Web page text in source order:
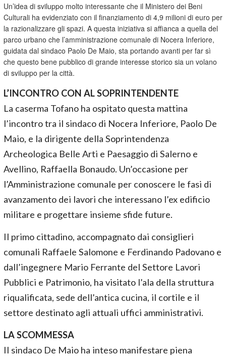
Un’idea di sviluppo molto interessante che il Ministero dei Beni
Culturali ha evidenziato con il finanziamento di 4,9 milioni di euro per
la razionalizzare gli spazi. A questa iniziativa si affianca a quella del
parco urbano che l’amministrazione comunale di Nocera Inferiore,
guidata dal sindaco Paolo De Maio, sta portando avanti per far sì
che questo bene pubblico di grande interesse storico sia un volano
di sviluppo per la città.
L’INCONTRO CON AL SOPRINTENDENTE
La caserma Tofano ha ospitato questa mattina
l’incontro tra il sindaco di Nocera Inferiore, Paolo De
Maio, e la dirigente della Soprintendenza
Archeologica Belle Arti e Paesaggio di Salerno e
Avellino, Raffaella Bonaudo. Un’occasione per
l’Amministrazione comunale per conoscere le fasi di
avanzamento dei lavori che interessano l’ex edificio
militare e progettare insieme sfide future.
Il primo cittadino, accompagnato dai consiglieri
comunali Raffaele Salomone e Ferdinando Padovano e
dall’ingegnere Mario Ferrante del Settore Lavori
Pubblici e Patrimonio, ha visitato l’ala della struttura
riqualificata, sede dell’antica cucina, il cortile e il
settore destinato agli attuali uffici amministrativi.
LA SCOMMESSA
Il sindaco De Maio ha inteso manifestare piena